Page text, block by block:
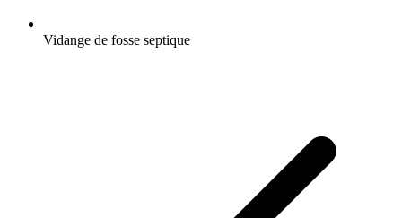
Vidange de fosse septique